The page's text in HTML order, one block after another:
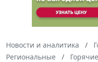
Новости и аналитика
Региональные